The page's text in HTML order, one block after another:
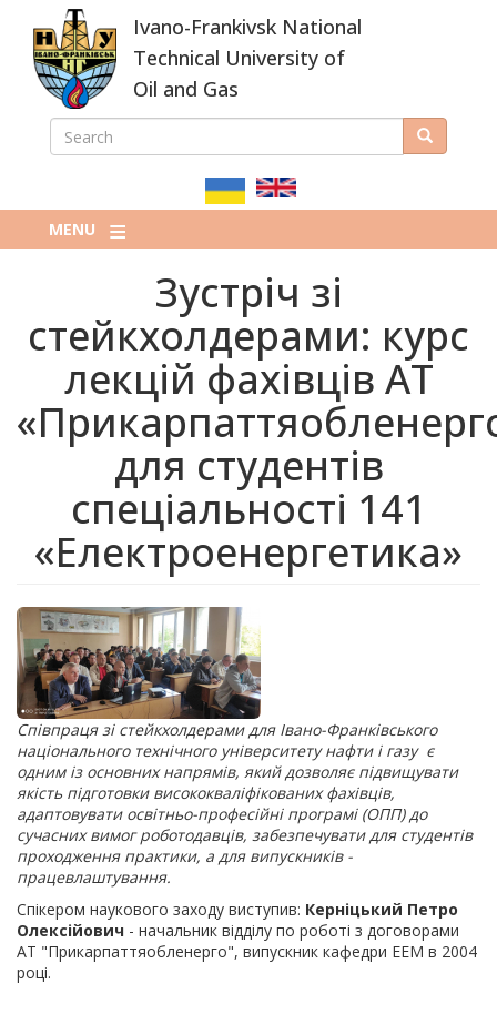
main
content
Ivano-Frankivsk National
Technical University of
Oil and Gas
ПОШУКОВА
SEARCH Search
MENU
Зустріч зі
стейкхолдерами: курс
лекцій фахівців АТ
для студентів
спеціальності 141
«Електроенергетика»
Співпраця зі стейкхолдерами для Івано-Франківського
національного технічного університету нафти і газу є
одним із основних напрямів, який дозволяє підвищувати
якість підготовки висококваліфікованих фахівців,
адаптовувати освітньо-професійні програмі (ОПП) до
сучасних вимог роботодавців, забезпечувати для студентів
проходження практики, а для випускників -
працевлаштування.
Спікером наукового заходу виступив: Керніцький Петро
Олексійович - начальник відділу по роботі з договорами
АТ "Прикарпаттяобленерго", випускник кафедри ЕЕМ в 2004
році.